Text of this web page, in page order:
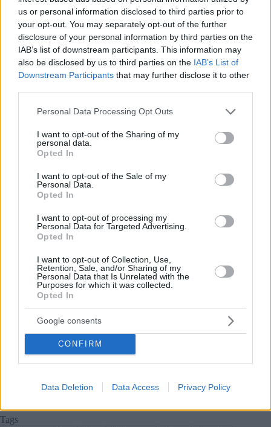
us or personal information disclosed to third parties prior to
your opt-out. You may separately opt-out of the further
disclosure of your personal information by third parties on the
IAB’s list of downstream participants. This information may
also be disclosed by us to third parties on the IAB’s List of
Downstream Participants that may further disclose it to other
Please note that this website/app uses one or more Google
not limited to your visit or usage behaviour. You may click to
grant or deny consent to Google and its third-party tags to
use your data for below specified purposes in below Google
consent section.
Personal Data Processing Opt Outs
I want to opt-out of the Sharing of my
personal data.
Opted In
I want to opt-out of the Sale of my
Personal Data.
Opted In
I want to opt-out of processing my
Personal Data for Targeted Advertising.
Opted In
I want to opt-out of Collection, Use,
Retention, Sale, and/or Sharing of my
Personal Data that Is Unrelated with the
Purposes for which it was collected.
Opted In
Google consents
CONFIRM
Data Deletion Data Access Privacy Policy
Wird Orbán diesen Sommer ganz aus der Politik
ausscheiden? Foto:Facebook/Orbán Viktor
Sowohl Fidesz-Chef Viktor Orbán als auch der
Vorstandsvorsitzende László Kövér lehnten es ab, nach dem
Der Fidesz wird mit 44 Abgeordneten im neuen Parlament
vertreten sein, während die KDNP (Christlich-Demokratische
Volkspartei) 8 Abgeordnete stellen wird. Die Tisza-Partei
(Unsere Heimatbewegung) 6 Abgeordnete stellen wird.
Falls Sie es verpasst haben:
Falls Sie es verpasst haben:
Péter
Magyar kündigt zusätzliche Minister
an
Orbán verlässt das Parlament,
hochrangige Persönlichkeiten treten
zurück, offizielle Fidesz-Fraktion
angekündigt
Tags